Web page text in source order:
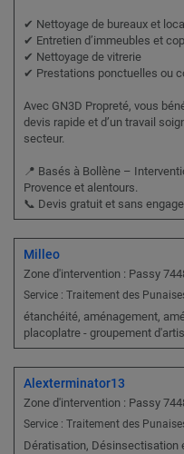
✔ Nettoyage de bureaux et
✔ Entretien d’immeubles et
✔ Nettoyage de vitrerie
✔ Prestations ponctuelles ou
Avec GN3D Propreté, vous
devis rapide et d’un travail
secteur.
📍 Basés à Bollène –
Provence et alentours.
📞 Devis gratuit et sans
Milleo
Zone d'intervention : Passy
Service : Traitement des
étanchéité, aménagement,
placoplatre - groupement
Alexterminator13
Zone d'intervention : Passy
Service : Traitement des
Dératisation, Désinsectisation